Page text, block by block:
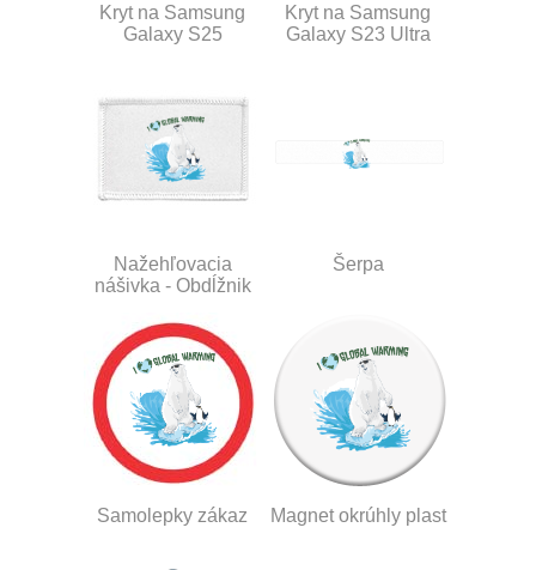
Kryt na Samsung
Galaxy S25
Kryt na Samsung
Galaxy S23 Ultra
Nažehľovacia
nášivka - Obdĺžnik
Šerpa
Samolepky zákaz Magnet okrúhly plast